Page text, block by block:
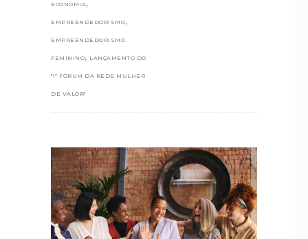
ECONOMIA ,
EMPREENDEDORISMO,
EMPREENDEDORISMO
FEMININO, LANÇAMENTO DO
"1º FÓRUM DA REDE MULHER
DE VALOR"